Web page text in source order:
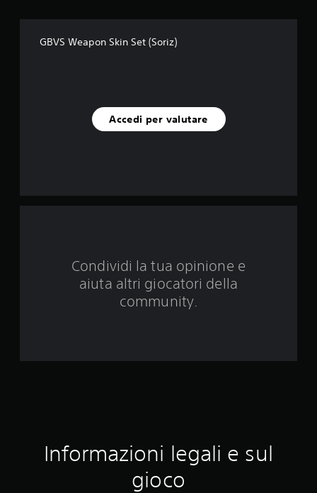
c
a
o
GBVS Weapon Skin Set (Soriz)
Accedi per valutare
Condividi la tua opinione e
aiuta altri giocatori della
community.
Informazioni legali e sul
gioco